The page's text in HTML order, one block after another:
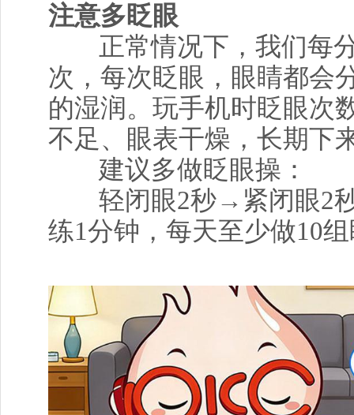
注意多眨眼
正常情况下，我们每
次，每次眨眼，眼睛都会
的湿润。玩手机时眨眼次
不足、眼表干燥，长期下
建议多做眨眼操：
轻闭眼2秒→紧闭眼2
练1分钟，每天至少做10